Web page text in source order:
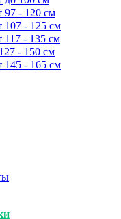
97 - 120 см
107 - 125 см
117 - 135 см
- 150 см
145 - 165 см